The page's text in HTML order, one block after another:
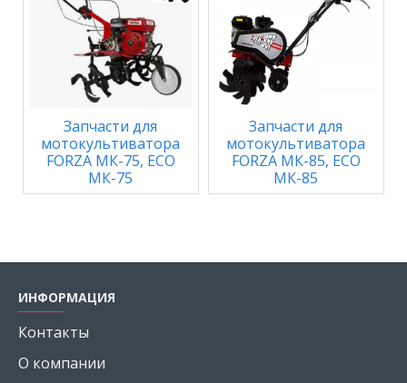
Запчасти для
мотокультиватора
FORZA МК-75, ECO
МК-75
Запчасти для
мотокультиватора
FORZA МК-85, ECO
МК-85
ИНФОРМАЦИЯ
Контакты
О компании